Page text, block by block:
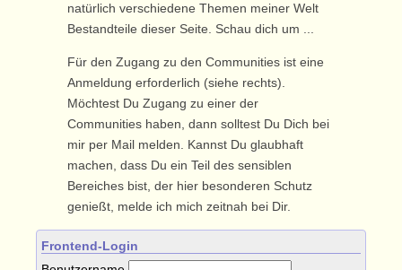
natürlich verschiedene Themen meiner Welt
Bestandteile dieser Seite. Schau dich um ...
Für den Zugang zu den Communities ist eine
Anmeldung erforderlich (siehe rechts).
Möchtest Du Zugang zu einer der
Communities haben, dann solltest Du Dich bei
mir per Mail melden. Kannst Du glaubhaft
machen, dass Du ein Teil des sensiblen
Bereiches bist, der hier besonderen Schutz
genießt, melde ich mich zeitnah bei Dir.
Frontend-Login